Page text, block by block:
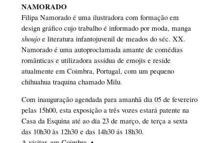
NAMORADO
Filipa Namorado é uma ilustradora com formação em
design gráfico cujo trabalho é informado por moda, manga
shoujoe literatura infantojuvenil de meados do séc. XX.
Namorado é uma autoproclamada amante de comédias
românticas e utilizadora assídua de emojis e reside
atualmente em Coimbra, Portugal, com um pequeno
chihuahua traquina chamado Milu.
Com inauguração agendada para amanhã dia 05 de fevereiro
pelas 15h00, esta exposição a três vozes estará patente na
Casa da Esquina até ao dia 23 de março, de terça a sexta
das 10h30 às 12h30 e das 14h30 ás 18h30.